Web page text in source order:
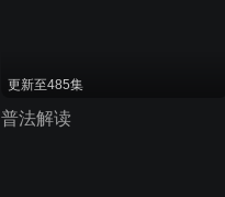
更新至485集
普法解读